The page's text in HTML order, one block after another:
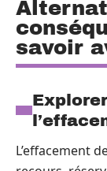
savoir
L’effacement